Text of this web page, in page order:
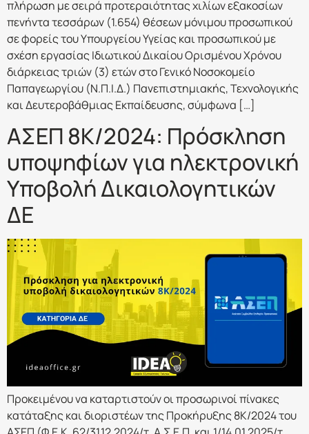
πλήρωση με σειρά προτεραιότητας χιλίων εξακοσίων
πενήντα τεσσάρων (1.654) θέσεων μόνιμου προσωπικού
σε φορείς του Υπουργείου Υγείας και προσωπικού με
σχέση εργασίας Ιδιωτικού Δικαίου Ορισμένου Χρόνου
διάρκειας τριών (3) ετών στο Γενικό Νοσοκομείο
Παπαγεωργίου (Ν.Π.Ι.Δ.) Πανεπιστημιακής, Τεχνολογικής
και Δευτεροβάθμιας Εκπαίδευσης, σύμφωνα […]
ΑΣΕΠ 8Κ/2024: Πρόσκληση
υποψηφίων για ηλεκτρονική
Υποβολή Δικαιολογητικών
ΔΕ
Προκειμένου να καταρτιστούν οι προσωρινοί πίνακες
κατάταξης και διοριστέων της Προκήρυξης 8Κ/2024 του